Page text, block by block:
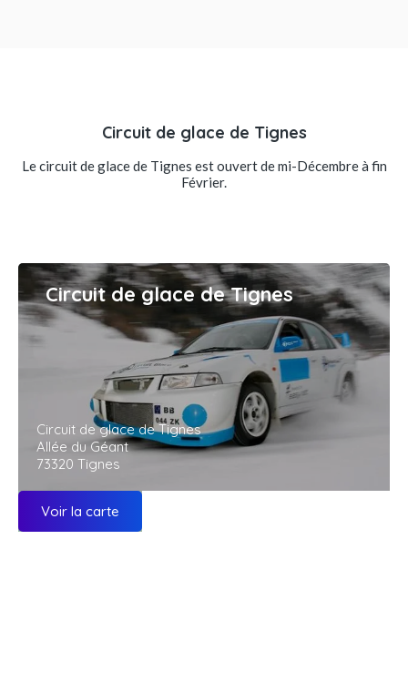
Circuit de glace de Tignes
Le circuit de glace de Tignes est ouvert de mi-Décembre à fin
Février.
Circuit de glace de Tignes
Circuit de glace de Tignes
Allée du Géant
73320 Tignes
Voir la carte